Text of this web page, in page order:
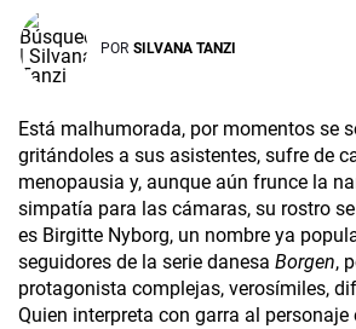
POR SILVANA TANZI
Está malhumorada, por momentos se
gritándoles a sus asistentes, sufre de
menopausia y, aunque aún frunce la
simpatía para las cámaras, su rostro
es Birgitte Nyborg, un nombre ya
seguidores de la serie danesa Borgen,
protagonista complejas, verosímiles,
Quien interpreta con garra al personaje